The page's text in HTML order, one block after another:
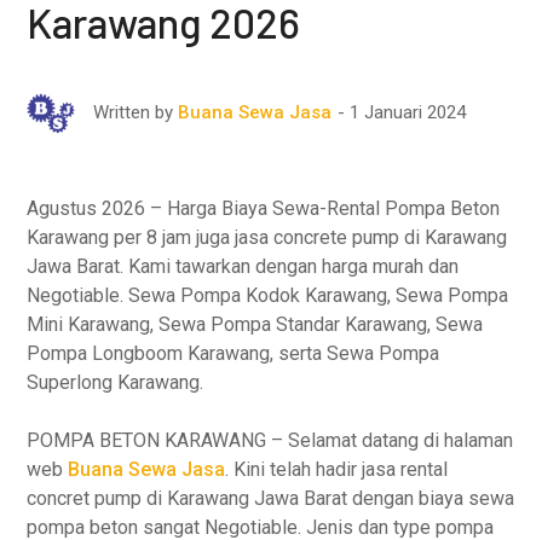
Karawang 2026
Written by Buana Sewa Jasa 1 Januari 2024
Agustus 2026 – Harga Biaya Sewa-Rental Pompa Beton
Karawang per 8 jam juga jasa concrete pump di Karawang
Jawa Barat. Kami tawarkan dengan harga murah dan
Negotiable. Sewa Pompa Kodok Karawang, Sewa Pompa
Mini Karawang, Sewa Pompa Standar Karawang, Sewa
Pompa Longboom Karawang, serta Sewa Pompa
Superlong Karawang.
POMPA BETON KARAWANG – Selamat datang di halaman
web Buana Sewa Jasa. Kini telah hadir jasa rental
concret pump di Karawang Jawa Barat dengan biaya sewa
pompa beton sangat Negotiable. Jenis dan type pompa